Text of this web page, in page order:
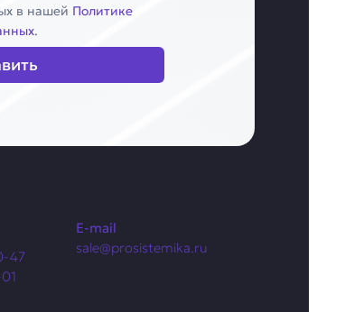
в нашей Политике
.
47
E-mail
sale@prosistemika.ru